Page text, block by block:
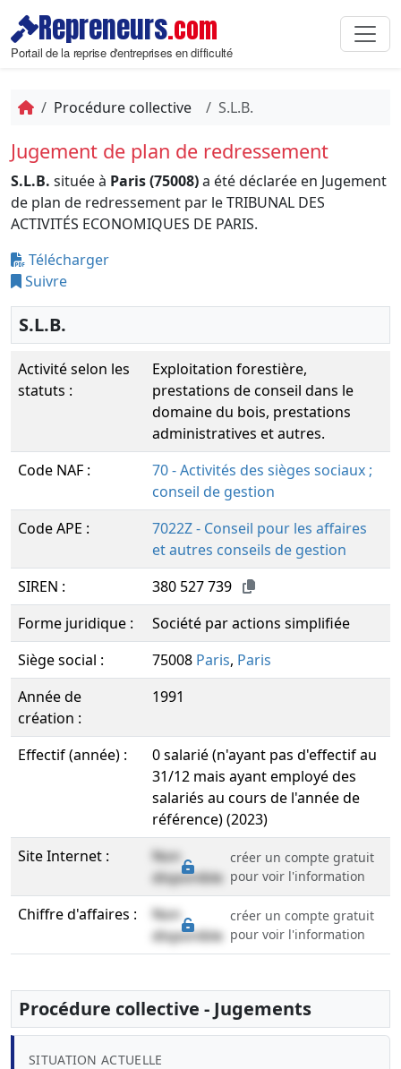
Repreneurs.com
Portail de la reprise d'entreprises en difficulté
Procédure collective S.L.B.
Jugement de plan de redressement
S.L.B. située à Paris (75008)a été déclarée en Jugement
de plan de redressement par le TRIBUNAL DES
ACTIVITÉS ECONOMIQUES DE PARIS.
Télécharger
Suivre
S.L.B.
Activité selon les
statuts :
Exploitation forestière,
prestations de conseil dans le
domaine du bois, prestations
administratives et autres.
Code NAF :
70 - Activités des sièges sociaux ;
conseil de gestion
Code APE :
7022Z - Conseil pour les affaires
et autres conseils de gestion
SIREN :
380 527 739
Forme juridique :
Société par actions simplifiée
Siège social :
75008 Paris, Paris
Année de
création :
1991
Effectif (année) :
0 salarié (n'ayant pas d'effectif au
31/12 mais ayant employé des
salariés au cours de l'année de
référence) (2023)
Site Internet :
Non
disponible
créer un compte gratuit
pour voir l'information
Chiffre d'affaires :
Non
disponible
créer un compte gratuit
pour voir l'information
Procédure collective - Jugements
SITUATION ACTUELLE